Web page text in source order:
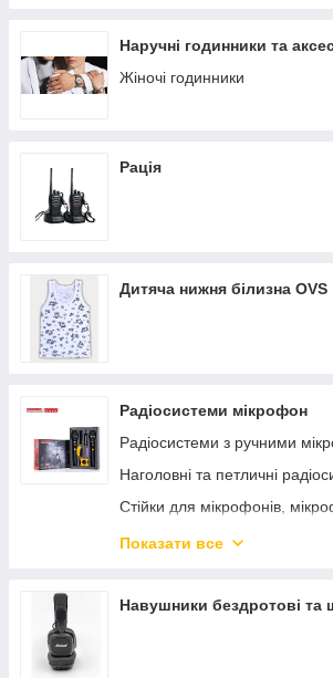
Наручні годинники та
Жіночі годинники
Рація
Дитяча нижня білизна OVS
Радіосистеми мікрофон
Радіосистеми з ручними
Наголовні та петличні
Стійки для мікрофонів,
мобільних телефонів
Показати все
Навушники бездротові та